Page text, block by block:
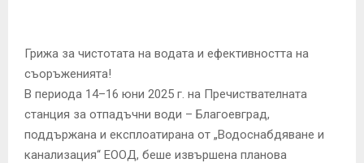
Грижа за чистотата на водата и ефективността на
съоръженията!
В периода 14–16 юни 2025 г. на Пречиствателната
станция за отпадъчни води – Благоевград,
поддържана и експлоатирана от „Водоснабдяване и
канализация“ ЕООД, беше извършена планова